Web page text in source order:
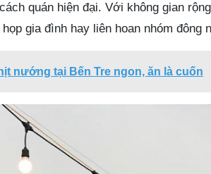
quán hiện đại. Với không gian
gia đình hay liên hoan nhóm đông
nướng tại Bến Tre ngon, ăn là cuốn